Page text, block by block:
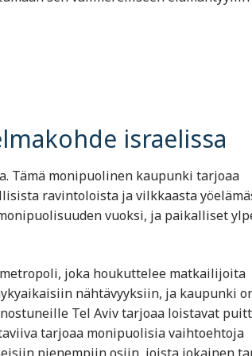
israelissa
Tämä monipuolinen kaupunki tarjoaa
ravintoloista ja vilkkaasta
vuoksi, ja paikalliset
joka houkuttelee matkailijoita
nähtävyyksiin, ja kaupunki
Tel Aviv tarjoaa loistavat
tarjoaa monipuolisia vaihtoehtoja